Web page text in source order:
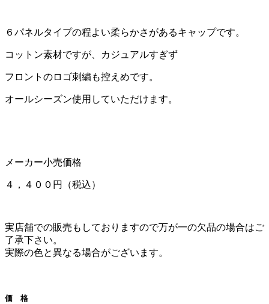
６パネルタイプの程よい柔らかさがあるキャップです。
コットン素材ですが、カジュアルすぎず
フロントのロゴ刺繍も控えめです。
オールシーズン使用していただけます。
メーカー小売価格
４，４００円（税込）
実店舗での販売もしておりますので万が一の欠品の場合はご
了承下さい。
実際の色と異なる場合がございます。
価 格